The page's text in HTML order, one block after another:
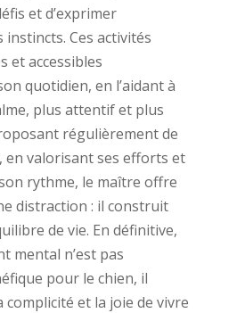
et d’exprimer
instincts. Ces activités
et accessibles
quotidien, en l’aidant à
plus attentif et plus
régulièrement de
en valorisant ses efforts et
rythme, le maître offre
distraction : il construit
de vie. En définitive,
mental n’est pas
pour le chien, il
et la joie de vivre